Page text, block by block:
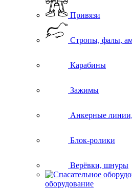
Привязи
Стропы, фалы,
Карабины
Зажимы
Анкерные
Блок-ролики
Верёвки, шнуры
оборудование